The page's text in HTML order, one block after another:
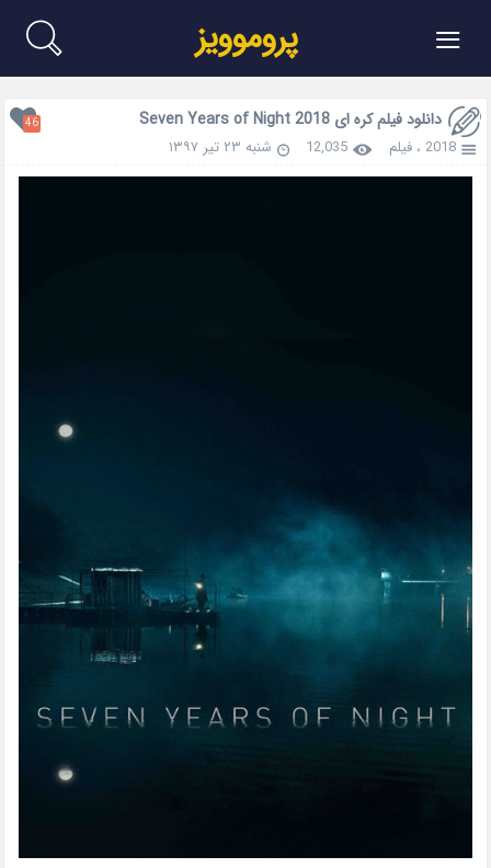
≡ پروموویز
دانلود فیلم کره ای Seven Years of Night 2018 46
2018 ،فیلم 12,035 شنبه ۲۳ تیر ۱۳۹۷